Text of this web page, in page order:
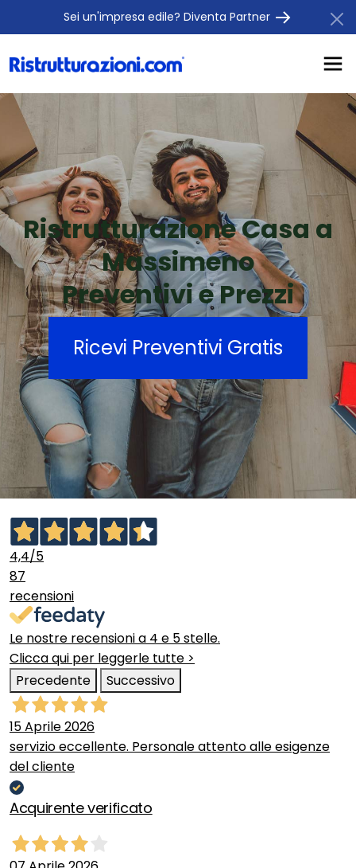
Sei un'impresa edile? Diventa Partner
Ristrutturazione Casa a
Massimeno
Preventivi e Prezzi
Ricevi Preventivi Gratis
4,4/5
87
recensioni
Le nostre recensioni a 4 e 5 stelle.
Clicca qui per leggerle tutte >
Precedente
Successivo
15 Aprile 2026
servizio eccellente. Personale attento alle esigenze
del cliente
Acquirente verificato